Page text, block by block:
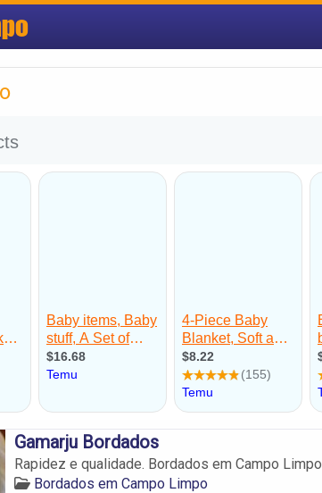
Gamarju Bordados
Rapidez e qualidade. Bordados em Campo Limpo
Bordados em Campo Limpo